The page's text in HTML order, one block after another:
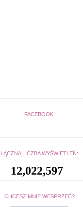
FACEBOOK:
ŁĄCZNA LICZBA WYŚWIETLEŃ:
12,022,597
CHCESZ MNIE WESPRZEĆ?